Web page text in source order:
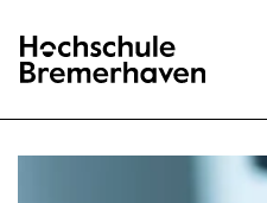
Hochschule Bremerhaven